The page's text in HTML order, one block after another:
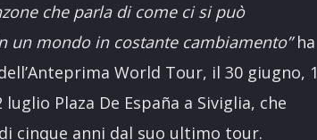
che parla di come ci si può
un mondo in costante cambiamento”ha
World Tour, il 30 giugno, 1
Plaza De España a Siviglia, che
cinque anni dal suo ultimo tour.